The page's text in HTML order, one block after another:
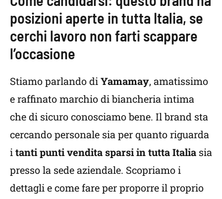
posizioni aperte in tutta Italia, se
cerchi lavoro non farti scappare
l’occasione
Stiamo parlando diYamamay, amatissimo
e raffinato marchio di biancheria intima
che di sicuro conosciamo bene. Il brand sta
cercando personale sia per quanto riguarda
itanti punti vendita sparsi in tutta Italia sia
presso la sede aziendale. Scopriamo i
dettagli e come fare per proporre il proprio